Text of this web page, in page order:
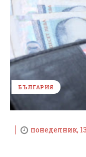
БЪЛГАРИЯ
понеделник,